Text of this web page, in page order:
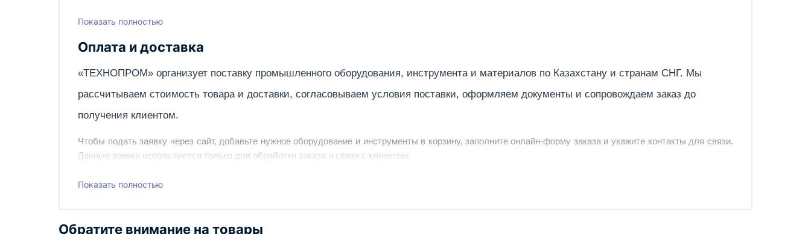
Написать отзыв
Показать полностью
Оплата и доставка
«ТЕХНОПРОМ» организует поставку промышленного оборудования, инструмента и материалов по Казахстану и странам СНГ. Мы
рассчитываем стоимость товара и доставки, согласовываем условия поставки, оформляем документы и сопровождаем заказ до
получения клиентом.
Чтобы подать заявку через сайт, добавьте нужное оборудование и инструменты в корзину, заполните онлайн-форму заказа и укажите контакты для связи.
Данные заявки используются только для обработки заказа и связи с клиентом.
Наш сотрудник свяжется с вами, чтобы подтвердить заявку, уточнить детали, рассчитать стоимость поставки и предложить удобный вариант доставки.
Показать полностью
Обратите внимание на товары